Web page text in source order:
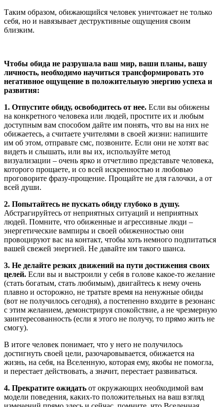
Таким образом, обижающийся человек уничтожает не только
себя, но и навязывает деструктивные ощущения своим
близким.
Чтобы обида не разрушала ваш мир, ваши планы, вашу
личность, необходимо научиться трансформировать это
негативное ощущение в положительную энергию успеха и
развития:
1. Отпустите обиду, освободитесь от нее. Если вы обижены
на конкретного человека или людей, простите их и любым
доступным вам способом дайте им понять, что вы на них не
обижаетесь, а считаете учителями в своей жизни: напишите
им об этом, отправьте смс, позвоните. Если они не хотят вас
видеть и слышать, или вы их, используйте метод
визуализации – очень ярко и отчетливо представьте человека,
которого прощаете, и со всей искренностью и любовью
проговорите фразу-прощение. Прощайте не для галочки, а от
всей души.
2. Попытайтесь не пускать обиду глубоко в душу.
Абстрагируйтесь от неприятных ситуаций и неприятных
людей. Помните, что обиженные и агрессивные люди –
энергетические вампиры и своей обиженностью они
провоцируют вас на контакт, чтобы хоть немного подпитаться
вашей свежей энергией. Не давайте им такого шанса.
3. Не делайте резких движений на пути достижения своих
целей. Если вы и выстроили у себя в голове какое-то желание
(стать богатым, стать любимым), двигайтесь к нему очень
плавно и осторожно, не тратьте время на ненужные обиды
(вот не получилось сегодня), а постепенно входите в резонанс
с этим желанием, демонстрируя спокойствие, а не чрезмерную
заинтересованность (если я этого не получу, то прямо жить не
смогу).
В итоге человек понимает, что у него не получилось
достигнуть своей цели, разочаровывается, обижается на
жизнь, на себя, на Вселенную, которая ему, якобы не помогла,
и перестает действовать, а значит, перестает развиваться.
4. Прекратите ожидать от окружающих необходимой вам
модели поведения, каких-то положительных на ваш взгляд